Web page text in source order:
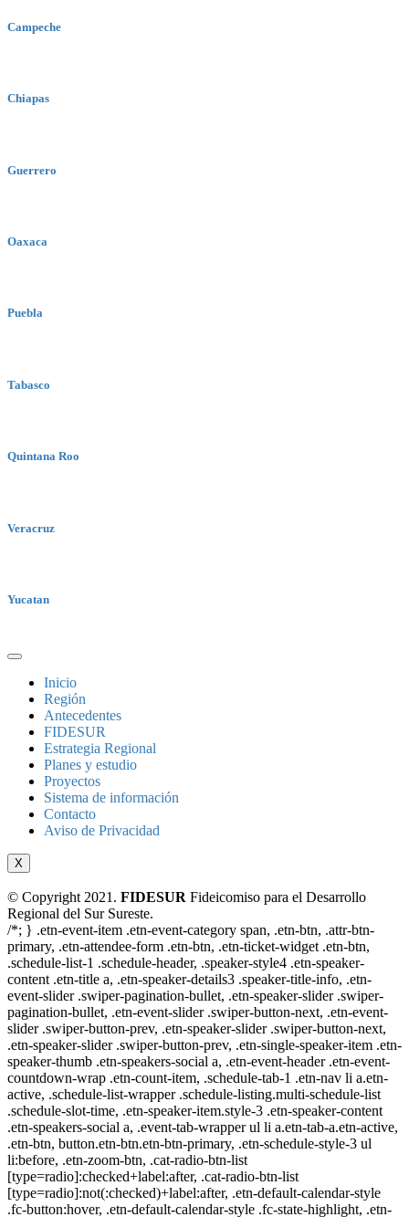
Campeche
Chiapas
Guerrero
Oaxaca
Puebla
Tabasco
Quintana Roo
Veracruz
Yucatan
Inicio
Región
Antecedentes
FIDESUR
Estrategia Regional
Planes y estudio
Proyectos
Sistema de información
Contacto
Aviso de Privacidad
X
© Copyright 2021. FIDESUR Fideicomiso para el Desarrollo
Regional del Sur Sureste.
/*; } .etn-event-item .etn-event-category span, .etn-btn, .attr-btn-
primary, .etn-attendee-form .etn-btn, .etn-ticket-widget .etn-btn,
.schedule-list-1 .schedule-header, .speaker-style4 .etn-speaker-
content .etn-title a, .etn-speaker-details3 .speaker-title-info, .etn-
event-slider .swiper-pagination-bullet, .etn-speaker-slider .swiper-
pagination-bullet, .etn-event-slider .swiper-button-next, .etn-event-
slider .swiper-button-prev, .etn-speaker-slider .swiper-button-next,
.etn-speaker-slider .swiper-button-prev, .etn-single-speaker-item .etn-
speaker-thumb .etn-speakers-social a, .etn-event-header .etn-event-
countdown-wrap .etn-count-item, .schedule-tab-1 .etn-nav li a.etn-
active, .schedule-list-wrapper .schedule-listing.multi-schedule-list
.schedule-slot-time, .etn-speaker-item.style-3 .etn-speaker-content
.etn-speakers-social a, .event-tab-wrapper ul li a.etn-tab-a.etn-active,
.etn-btn, button.etn-btn.etn-btn-primary, .etn-schedule-style-3 ul
li:before, .etn-zoom-btn, .cat-radio-btn-list
[type=radio]:checked+label:after, .cat-radio-btn-list
[type=radio]:not(:checked)+label:after, .etn-default-calendar-style
.fc-button:hover, .etn-default-calendar-style .fc-state-highlight, .etn-